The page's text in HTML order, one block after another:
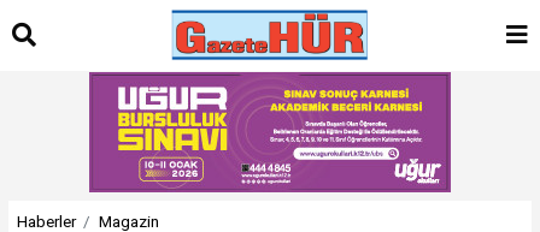
Haberler Magazin